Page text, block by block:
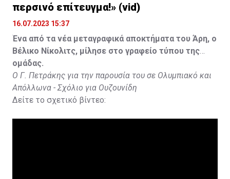
περσινό επίτευγμα!» (vid)
16.07.2023 15:37
Ένα από τα νέα μεταγραφικά αποκτήματα του Άρη, ο
Βέλικο Νίκολιτς, μίλησε στο γραφείο τύπου της
ομάδας.
Ο Γ. Πετράκης για την παρουσία του σε Ολυμπιακό και
Απόλλωνα - Σχόλιο για Ουζουνίδη
Δείτε το σχετικό βίντεο: